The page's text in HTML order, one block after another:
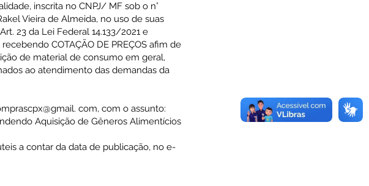
inscrita no CNPJ/ MF sob o n°
Vieira de Almeida, no uso de suas
23 da Lei Federal 14.133/2021 e
COTAÇÃO DE PREÇOS afim de
de material de consumo em geral,
ao atendimento das demandas da
com, com o assunto:
Aquisição de Gêneros Alimentícios
a contar da data de publicação, no e-